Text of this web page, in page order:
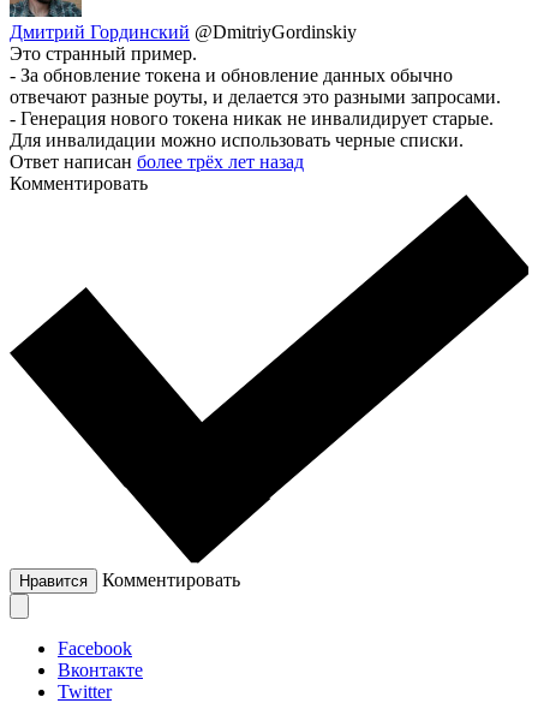
Дмитрий Гординский @DmitriyGordinskiy
Это странный пример.
- За обновление токена и обновление данных обычно
отвечают разные роуты, и делается это разными запросами.
- Генерация нового токена никак не инвалидирует старые.
Для инвалидации можно использовать черные списки.
Ответ написан более трёх лет назад
Комментировать
Нравится Комментировать
Facebook
Вконтакте
Twitter